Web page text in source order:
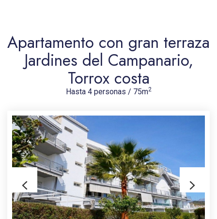
Apartamento con gran terraza
Jardines del Campanario,
Torrox costa
Hasta 4 personas / 75m2